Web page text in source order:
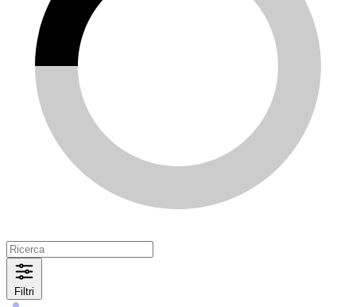
Filtri